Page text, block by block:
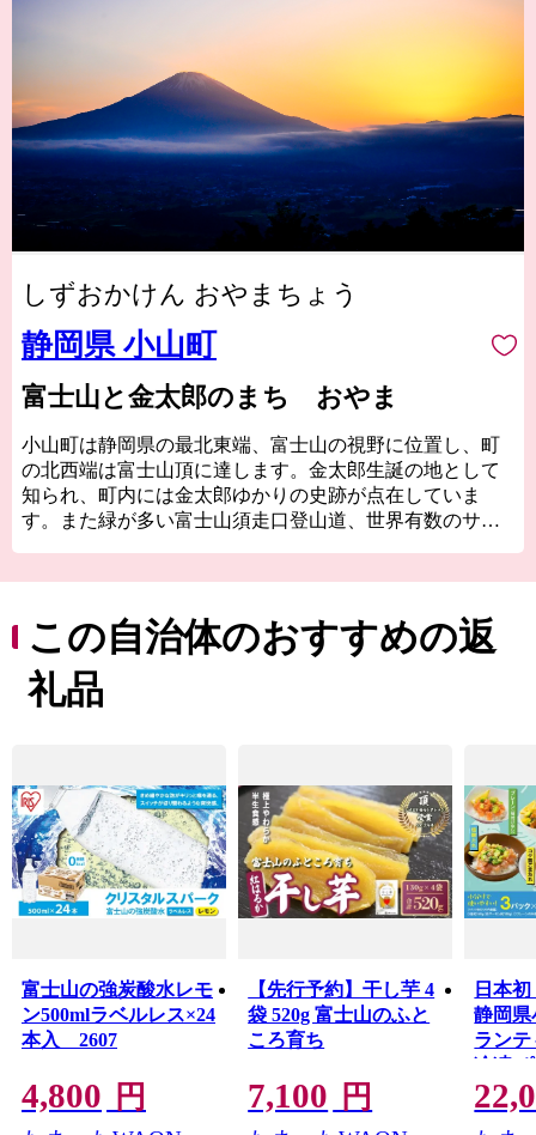
しずおかけん おやまちょう
静岡県 小山町
富士山と金太郎のまち おやま
小山町は静岡県の最北東端、富士山の視野に位置し、町
の北西端は富士山頂に達します。金太郎生誕の地として
知られ、町内には金太郎ゆかりの史跡が点在していま
す。また緑が多い富士山須走口登山道、世界有数のサー
この自治体のおすすめの返
礼品
富士山の強炭酸水レモ
ン500mlラベルレス×24
本入 2607
4,800 円
【先行予約】干し芋 4
袋 520g 富士山のふと
ころ育ち
7,100 円
日本
静岡県
ラン
冷凍
べ セ
130g ×